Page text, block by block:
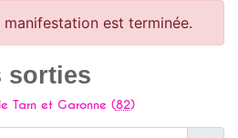
manifestation est terminée.
sorties
le Tarn et Garonne (82)